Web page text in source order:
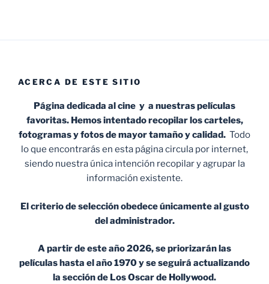
ACERCA DE ESTE SITIO
Página dedicada al cine y a nuestras películas
favoritas. Hemos intentado recopilar los carteles,
fotogramas y fotos de mayor tamaño y calidad. Todo
lo que encontrarás en esta página circula por internet,
siendo nuestra única intención recopilar y agrupar la
información existente.
El criterio de selección obedece únicamente al gusto
del administrador.
A partir de este año 2026, se priorizarán las
películas hasta el año 1970 y se seguirá actualizando
la sección de Los Oscar de Hollywood.